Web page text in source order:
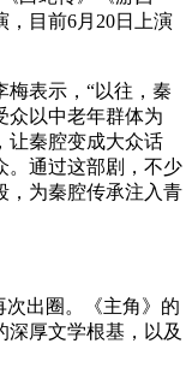
，目前6月20日上演
表示，“以往，秦
众以中老年群体为
让秦腔变成大众话
。通过这部剧，不少
，为秦腔传承注入青
出圈。《主角》的
深厚文学根基，以及